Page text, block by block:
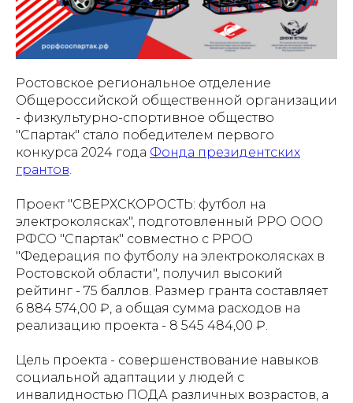
Ростовское региональное отделение
Общероссийской общественной организации
- физкультурно-спортивное общество
"Спартак" стало победителем первого
конкурса 2024 года Фонда президентских
грантов
Проект "СВЕРХСКОРОСТЬ: футбол на
электроколясках", подготовленный РРО ООО
РФСО "Спартак" совместно с РРОО
"Федерация по футболу на электроколясках в
Ростовской области", получил высокий
рейтинг - 75 баллов. Размер гранта составляет
6 884 574,00 ₽, а общая сумма расходов на
реализацию проекта - 8 545 484,00 ₽.
Цель проекта - совершенствование навыков
социальной адаптации у людей с
инвалидностью ПОДА различных возрастов, а